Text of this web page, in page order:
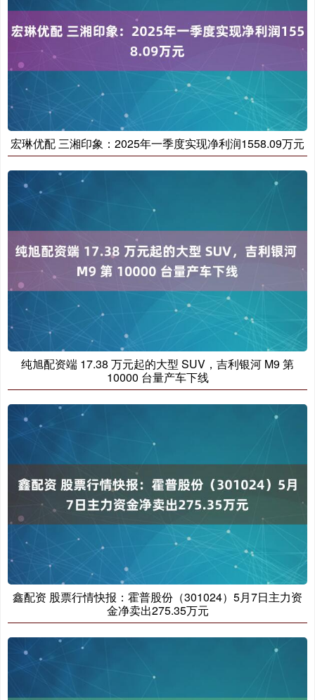
宏琳优配 三湘印象：2025年一季度实现净利润1558.09万元
纯旭配资端 17.38 万元起的大型 SUV，吉利银河 M9 第
10000 台量产车下线
鑫配资 股票行情快报：霍普股份（301024）5月7日主力资
金净卖出275.35万元